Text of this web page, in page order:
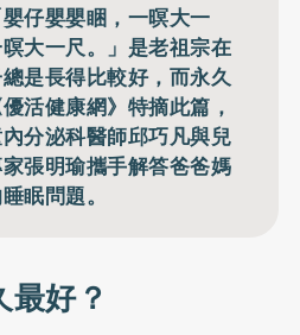
仔嬰嬰睏，一暝大一
大一尺。」是老祖宗在
是長得比較好，而永久
活健康網》特摘此篇，
分泌科醫師邱巧凡與兒
張明瑜攜手解答爸爸媽
眠問題。
最好？